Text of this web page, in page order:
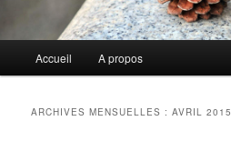
principal
Aller
Aller
Accueil A propos
ARCHIVES MENSUELLES :AVRIL 2015